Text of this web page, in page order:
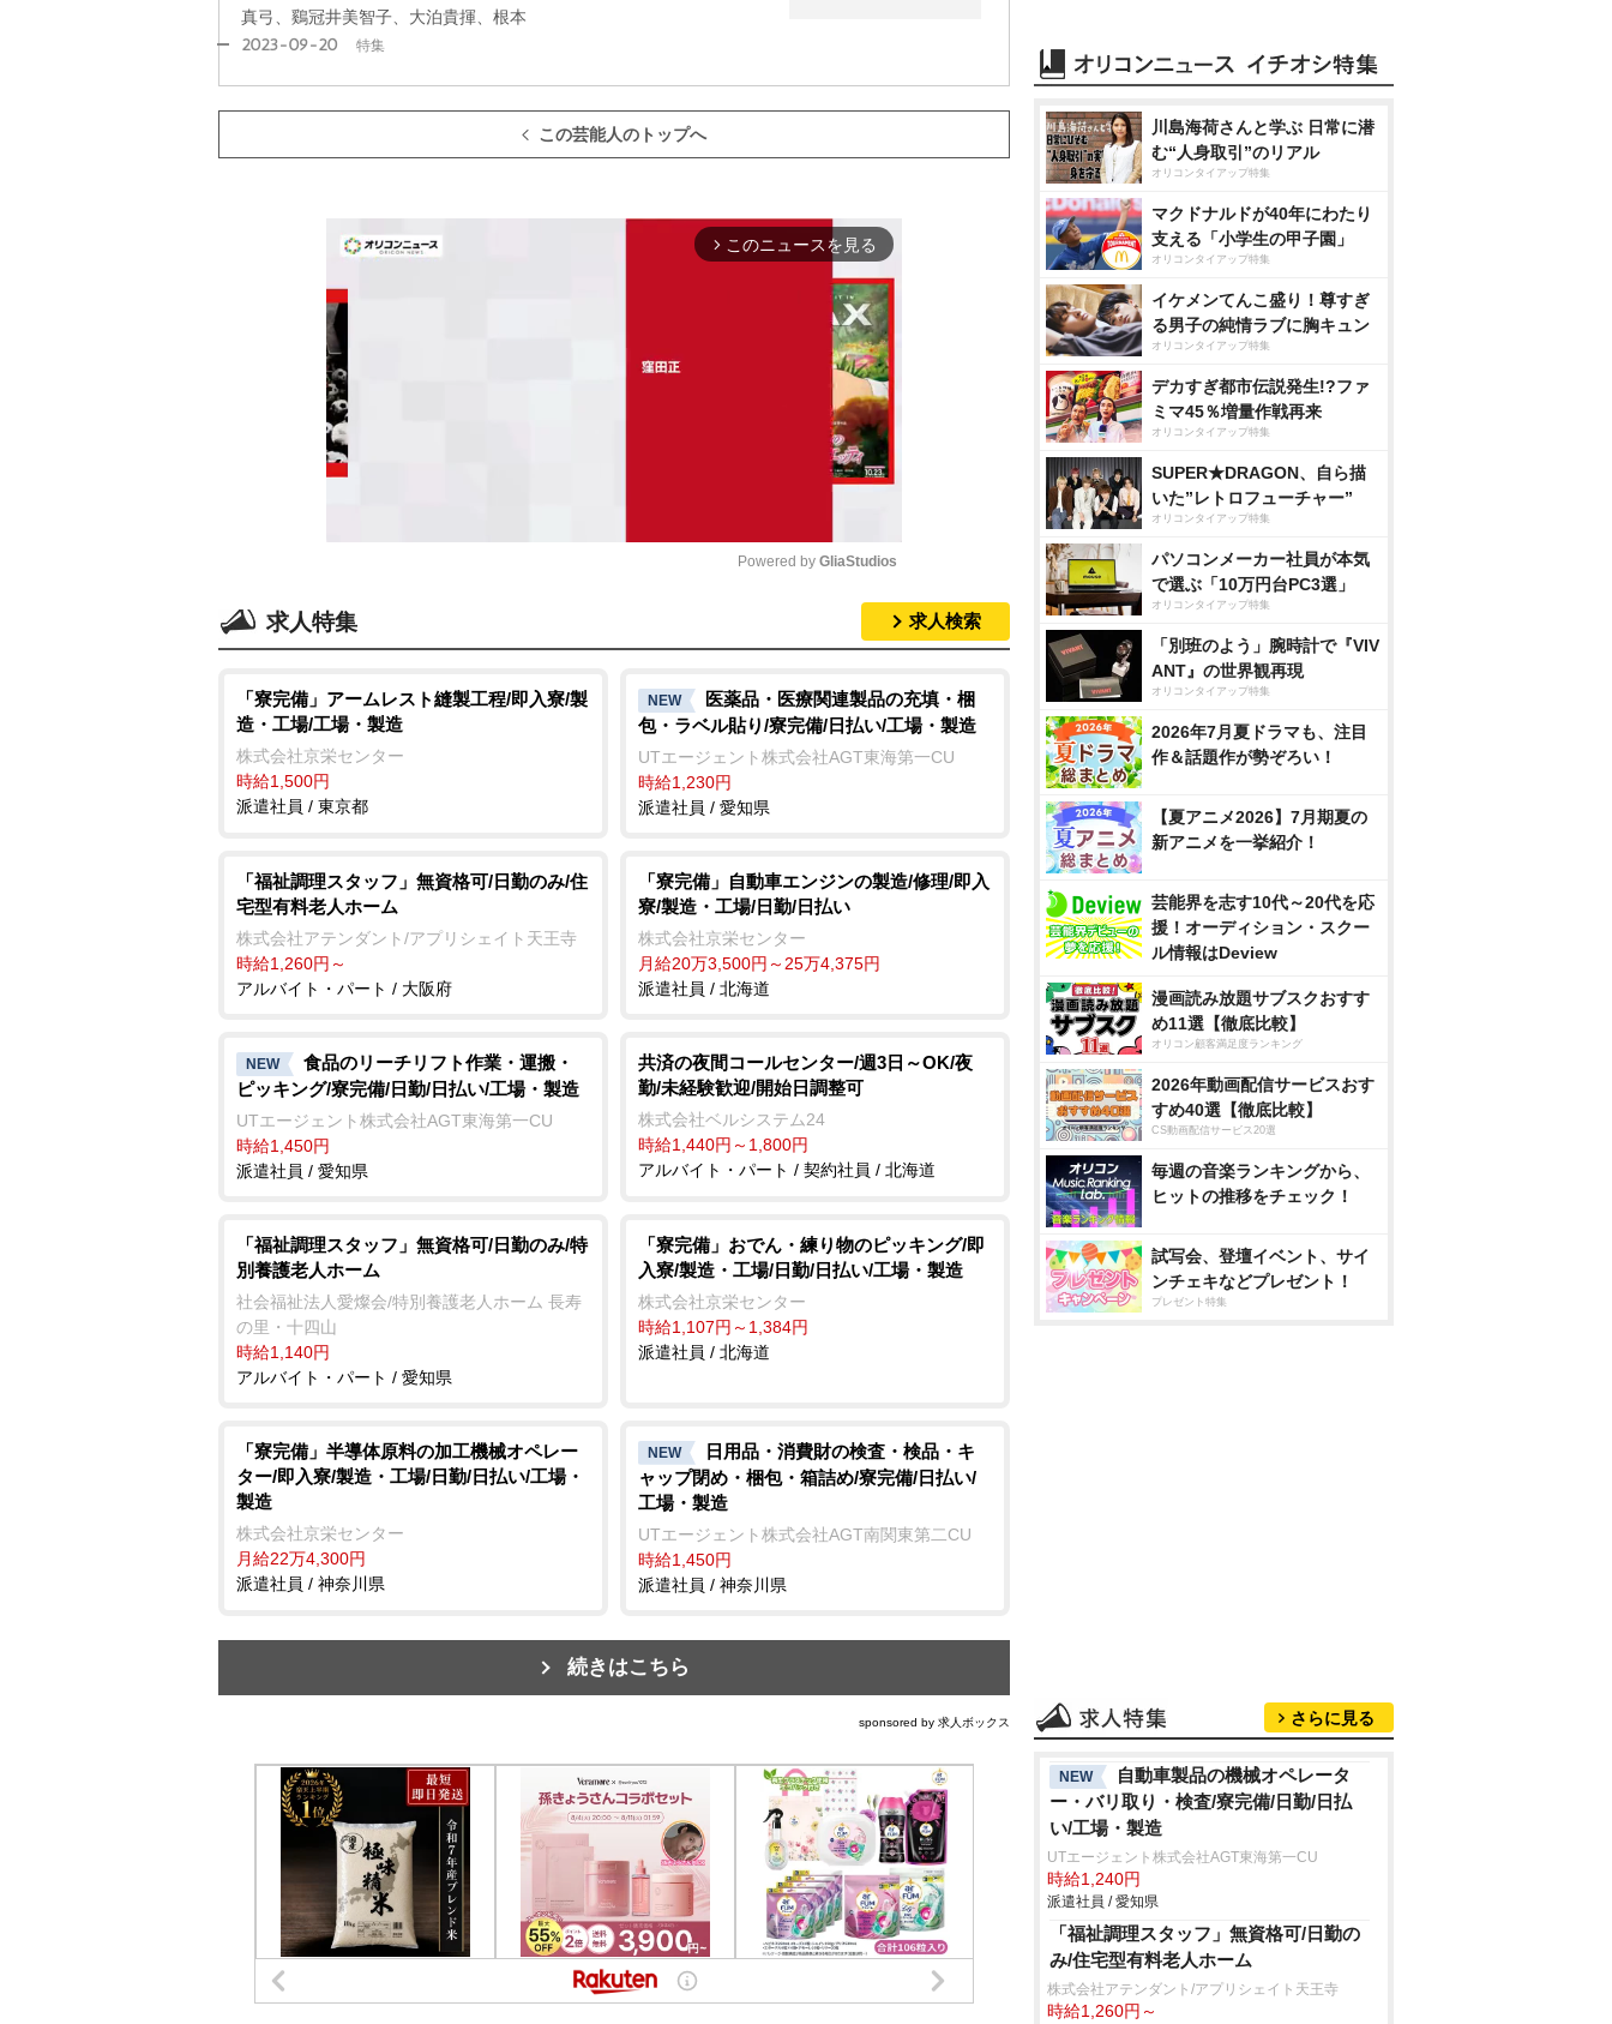
真弓、鷄冠井美智子、大泊貴揮、根本
2023-09-20 特集
この芸能人のトップへ
arrow_forward_ios このニュースを見る
t
e
Powered by GliaStudios
求人特集 求人検索
「寮完備」アームレスト縫製工程/即入寮/製
造・工場/工場・製造
株式会社京栄センター
時給1,500円
派遣社員 / 東京都
NEW
医薬品・医療関連製品の充填・梱
包・ラベル貼り/寮完備/日払い/工場・製造
UTエージェント株式会社AGT東海第一CU
時給1,230円
派遣社員 / 愛知県
「福祉調理スタッフ」無資格可/日勤のみ/住
宅型有料老人ホーム
株式会社アテンダント/アプリシェイト天王寺
時給1,260円～
アルバイト・パート / 大阪府
「寮完備」自動車エンジンの製造/修理/即入
寮/製造・工場/日勤/日払い
株式会社京栄センター
月給20万3,500円～25万4,375円
派遣社員 / 北海道
NEW
食品のリーチリフト作業・運搬・
ピッキング/寮完備/日勤/日払い/工場・製造
UTエージェント株式会社AGT東海第一CU
時給1,450円
派遣社員 / 愛知県
共済の夜間コールセンター/週3日～OK/夜
勤/未経験歓迎/開始日調整可
株式会社ベルシステム24
時給1,440円～1,800円
アルバイト・パート / 契約社員 / 北海道
「福祉調理スタッフ」無資格可/日勤のみ/特
別養護老人ホーム
社会福祉法人愛燦会/特別養護老人ホーム 長寿
の里・十四山
時給1,140円
アルバイト・パート / 愛知県
「寮完備」おでん・練り物のピッキング/即
入寮/製造・工場/日勤/日払い/工場・製造
株式会社京栄センター
時給1,107円～1,384円
派遣社員 / 北海道
「寮完備」半導体原料の加工機械オペレー
ター/即入寮/製造・工場/日勤/日払い/工場・
製造
株式会社京栄センター
月給22万4,300円
派遣社員 / 神奈川県
NEW
日用品・消費財の検査・検品・キ
ャップ閉め・梱包・箱詰め/寮完備/日払い/
工場・製造
UTエージェント株式会社AGT南関東第二CU
時給1,450円
派遣社員 / 神奈川県
続きはこちら
sponsored by 求人ボックス
川島海荷さんと学ぶ 日常に潜
む“人身取引”のリアル
オリコンタイアップ特集
マクドナルドが40年にわたり
支える「小学生の甲子園」
オリコンタイアップ特集
イケメンてんこ盛り！尊すぎ
る男子の純情ラブに胸キュン
オリコンタイアップ特集
デカすぎ都市伝説発生!?ファ
ミマ45％増量作戦再来
オリコンタイアップ特集
SUPER★DRAGON、自ら描
いた”レトロフューチャー”
オリコンタイアップ特集
パソコンメーカー社員が本気
で選ぶ「10万円台PC3選」
オリコンタイアップ特集
「別班のよう」腕時計で『VIV
ANT』の世界観再現
オリコンタイアップ特集
2026年7月夏ドラマも、注目
作＆話題作が勢ぞろい！
【夏アニメ2026】7月期夏の
新アニメを一挙紹介！
芸能界を志す10代～20代を応
援！オーディション・スクー
ル情報はDeview
漫画読み放題サブスクおすす
め11選【徹底比較】
オリコン顧客満足度ランキング
2026年動画配信サービスおす
すめ40選【徹底比較】
CS動画配信サービス20選
毎週の音楽ランキングから、
ヒットの推移をチェック！
試写会、登壇イベント、サイ
ンチェキなどプレゼント！
プレゼント特集
さらに見る
NEW
自動車製品の機械オペレータ
ー・バリ取り・検査/寮完備/日勤/日払
い/工場・製造
UTエージェント株式会社AGT東海第一CU
時給1,240円
派遣社員 / 愛知県
「福祉調理スタッフ」無資格可/日勤の
み/住宅型有料老人ホーム
株式会社アテンダント/アプリシェイト天王寺
時給1,260円～